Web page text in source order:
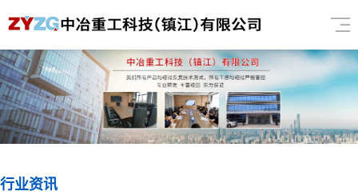
行业资讯